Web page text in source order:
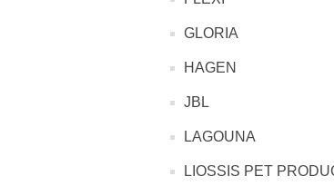
GLORIA
HAGEN
JBL
LAGOUNA
LIOSSIS PET